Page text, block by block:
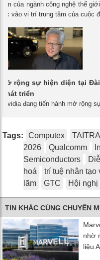
của ngành công nghệ thế
vào vị trí trung tâm của cuộc
rộng sự hiện diện tại
triển
Nvidia đang tiến hành mở rộng
Tags: Computex
2026
Qualcomm
Semiconductors
hoá
trí tuệ nhân tạo
lãm
GTC Hội
TIN KHÁC CÙNG CHUYÊN
nhờ
liệu